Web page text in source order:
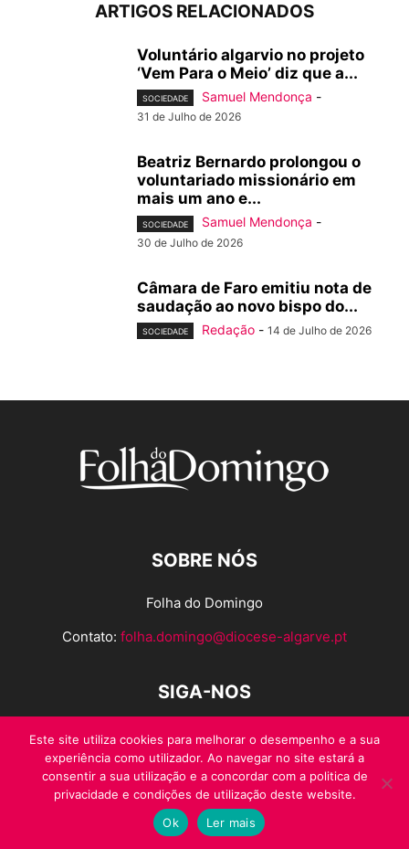
ARTIGOS RELACIONADOS
Voluntário algarvio no projeto
‘Vem Para o Meio’ diz que a...
SOCIEDADE Samuel Mendonça -
31 de Julho de 2026
Beatriz Bernardo prolongou o
voluntariado missionário em
mais um ano e...
SOCIEDADE Samuel Mendonça -
30 de Julho de 2026
Câmara de Faro emitiu nota de
saudação ao novo bispo do...
SOCIEDADE Redação - 14 de Julho de 2026
SOBRE NÓS
Folha do Domingo
Contato: folha.domingo@diocese-algarve.pt
SIGA-NOS
© Folha do Domingo 2026, todos os direitos reservados.
Este site utiliza cookies para melhorar o desempenho e a sua
experiência como utilizador. Ao navegar no site estará a
consentir a sua utilização e a concordar com a politica de
privacidade e condições de utilização deste website.
Ok
Ler mais